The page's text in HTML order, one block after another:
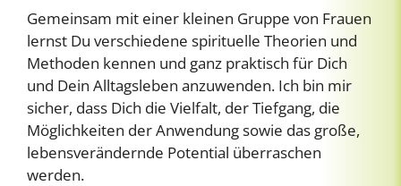
Gemeinsam mit einer kleinen Gruppe von Frauen
lernst Du verschiedene spirituelle Theorien und
Methoden kennen und ganz praktisch für Dich
und Dein Alltagsleben anzuwenden. Ich bin mir
sicher, dass Dich die Vielfalt, der Tiefgang, die
Möglichkeiten der Anwendung sowie das große,
lebensverändernde Potential überraschen
werden.